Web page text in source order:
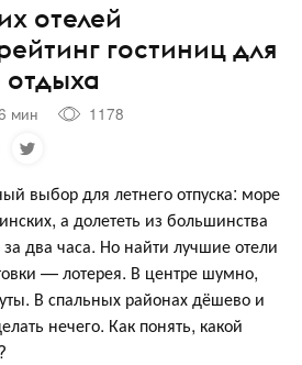
отелей
гостиниц для
мин
1178
выбор для летнего отпуска: море
а долететь из большинства
два часа. Но найти лучшие отели
— лотерея. В центре шумно,
В спальных районах дёшево и
нечего. Как понять, какой